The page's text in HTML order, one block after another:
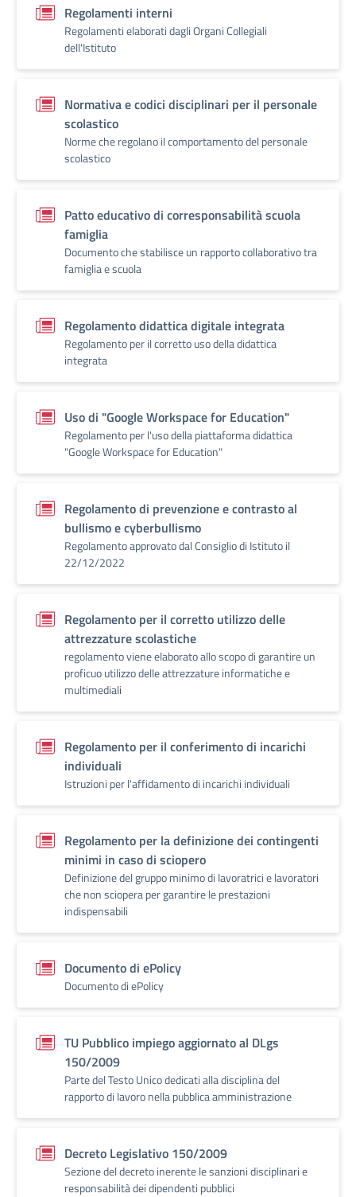
Regolamenti interni
Regolamenti elaborati dagli Organi Collegiali
dell'Istituto
Normativa e codici disciplinari per il personale
scolastico
Norme che regolano il comportamento del personale
scolastico
Patto educativo di corresponsabilità scuola
famiglia
Documento che stabilisce un rapporto collaborativo tra
famiglia e scuola
Regolamento didattica digitale integrata
Regolamento per il corretto uso della didattica
integrata
Uso di "Google Workspace for Education"
Regolamento per l'uso della piattaforma didattica
"Google Workspace for Education"
Regolamento di prevenzione e contrasto al
bullismo e cyberbullismo
Regolamento approvato dal Consiglio di Istituto il
22/12/2022
Regolamento per il corretto utilizzo delle
attrezzature scolastiche
regolamento viene elaborato allo scopo di garantire un
proficuo utilizzo delle attrezzature informatiche e
multimediali
Regolamento per il conferimento di incarichi
individuali
Istruzioni per l'affidamento di incarichi individuali
Regolamento per la definizione dei contingenti
minimi in caso di sciopero
Definizione del gruppo minimo di lavoratrici e lavoratori
che non sciopera per garantire le prestazioni
indispensabili
Documento di ePolicy
Documento di ePolicy
TU Pubblico impiego aggiornato al DLgs
150/2009
Parte del Testo Unico dedicati alla disciplina del
rapporto di lavoro nella pubblica amministrazione
Decreto Legislativo 150/2009
Sezione del decreto inerente le sanzioni disciplinari e
responsabilità dei dipendenti pubblici